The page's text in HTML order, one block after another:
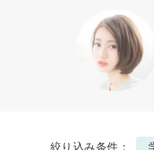
絞り込み条件：